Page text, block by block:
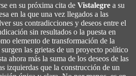
en su próxima cita de Vistalegre a su
en la que una vez llegados a las
sus contradicciones y deseos entre el
sin resultados o la puesta en
elemento de transformación de la
las grietas de un proyecto político
ahora más la suma de los deseos de las
izquierdas que la construcción de un